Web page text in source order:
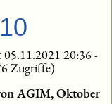
20:36 -
Zugriffe)
AGIM, Oktober